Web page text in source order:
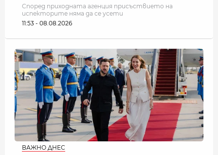
Според приходната агенция присъствието на
испекторите няма да се усети
11:53 - 08.08.2026
ВАЖНО ДНЕС